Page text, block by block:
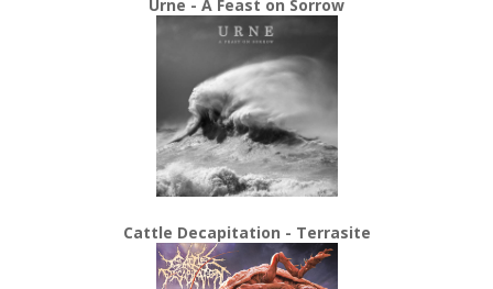
Urne - A Feast on Sorrow
Cattle Decapitation - Terrasite